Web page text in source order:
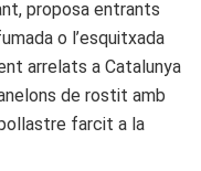
proposa entrants
o l’esquitxada
arrelats a Catalunya
de rostit amb
farcit a la